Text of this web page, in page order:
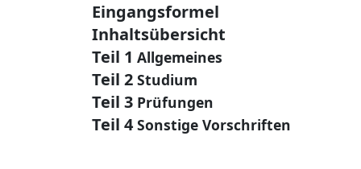
Eingangsformel
Inhaltsübersicht
Teil 1 Allgemeines
Teil 2 Studium
Teil 3 Prüfungen
Teil 4 Sonstige Vorschriften